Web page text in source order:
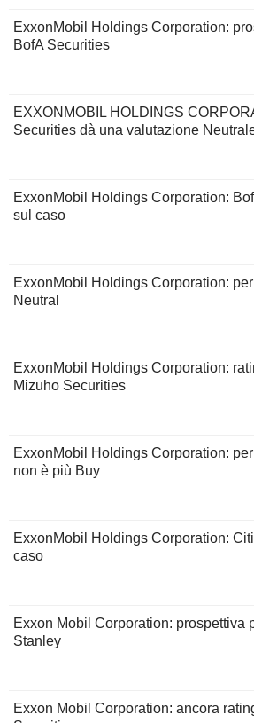
ExxonMobil Holdings Corporation:
BofA Securities
EXXONMOBIL HOLDINGS
Securities dà una valutazione
ExxonMobil Holdings Corporation:
sul caso
ExxonMobil Holdings Corporation:
Neutral
ExxonMobil Holdings Corporation:
Mizuho Securities
ExxonMobil Holdings Corporation:
non è più Buy
ExxonMobil Holdings Corporation:
caso
Exxon Mobil Corporation: prospettiva
Stanley
Exxon Mobil Corporation: ancora